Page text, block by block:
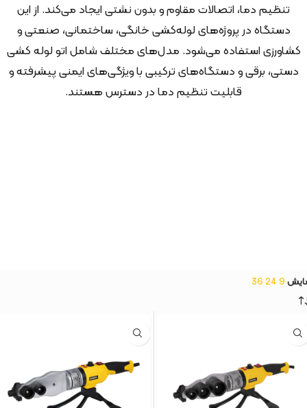
تنظیم دما، اتصالات مقاوم و بدون نشتی ایجاد می‌کند. از این
دستگاه در پروژه‌های لوله‌کشی خانگی، ساختمانی، صنعتی و
کشاورزی استفاده می‌شود. مدل‌های مختلف شامل اتو لوله کشی
دستی، برقی و دستگاه‌های ترکیبی با ویژگی‌های ایمنی پیشرفته و
قابلیت تنظیم دما در دسترس هستند.
9
24
36